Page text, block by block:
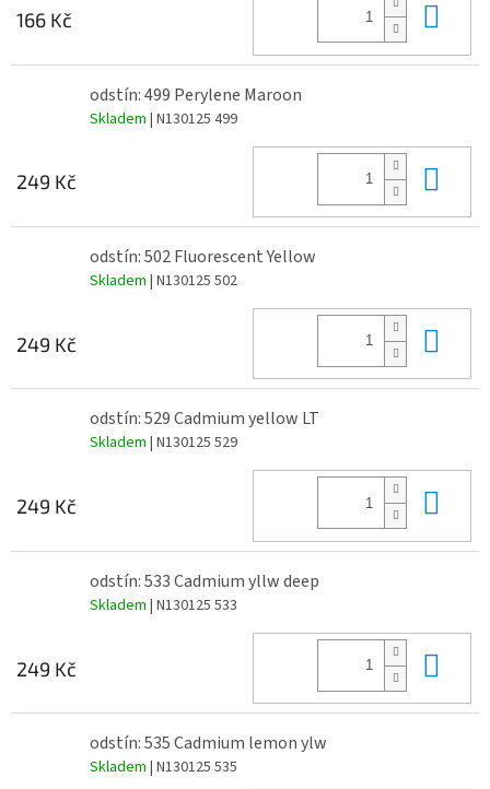
166 Kč
odstín: 499 Perylene Maroon
Skladem | N130125 499
249 Kč
odstín: 502 Fluorescent Yellow
Skladem | N130125 502
249 Kč
odstín: 529 Cadmium yellow LT
Skladem | N130125 529
249 Kč
odstín: 533 Cadmium yllw deep
Skladem | N130125 533
249 Kč
odstín: 535 Cadmium lemon ylw
Skladem | N130125 535